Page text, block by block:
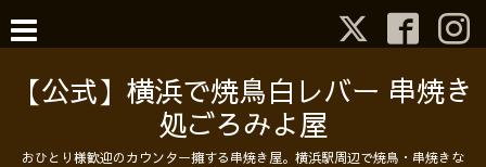
【公式】横浜で焼鳥白レバー 串焼き
処ごろみよ屋
おひとり様歓迎のカウンター擁する串焼き屋。横浜駅周辺で焼鳥・串焼きな